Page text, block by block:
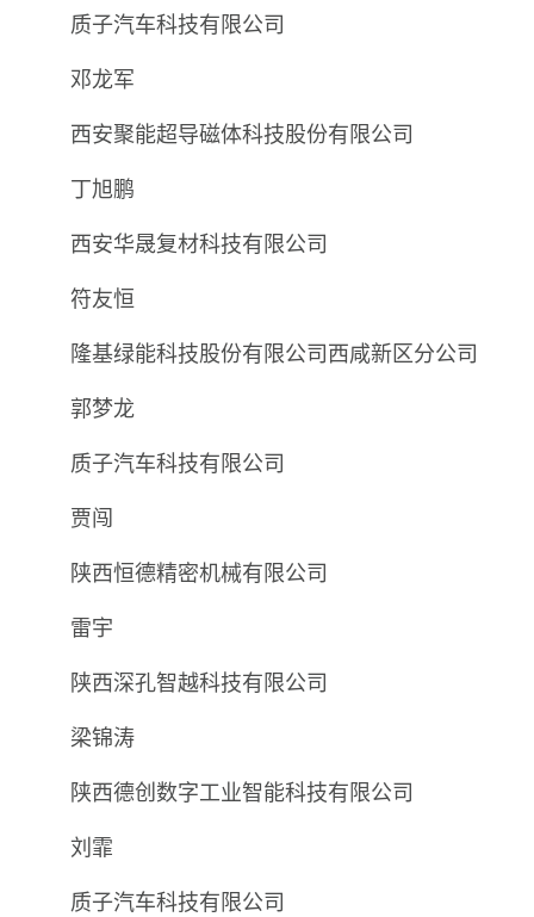
质子汽车科技有限公司
邓龙军
西安聚能超导磁体科技股份有限公司
丁旭鹏
西安华晟复材科技有限公司
符友恒
隆基绿能科技股份有限公司西咸新区分公司
郭梦龙
质子汽车科技有限公司
贾闯
陕西恒德精密机械有限公司
雷宇
陕西深孔智越科技有限公司
梁锦涛
陕西德创数字工业智能科技有限公司
刘霏
质子汽车科技有限公司